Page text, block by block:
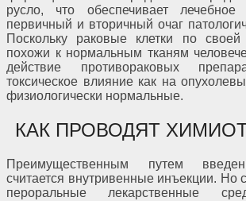
русло, что обеспечивает лечебное
первичный и вторичный очаг
Поскольку раковые клетки по своей
похожи к нормальным тканям
действие противораковых
токсическое влияние как на
физиологически нормальные.
КАК ПРОВОДЯТ
Преимущественным путем
считается внутривенные инъекции. Но
пероральные лекарственные